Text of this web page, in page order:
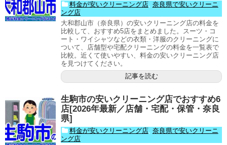
料金が安いクリーニング店, 奈良県で安いクリーニ
ング店
大和郡山市（奈良県）の安いクリーニング店の料金を
比較して、おすすめ5店をまとめました。スーツ・コ
ート・ワイシャツなどの衣類・洋服のクリーニングに
ついて、店舗型や宅配クリーニングの料金を一覧表で
比較。近くて使いやすい、料金の安いクリーニング店
を見つけてください。
記事を読む
生駒市の安いクリーニング店でおすすめ6
店[2026年最新／店舗・宅配・保管・奈良
県]
料金が安いクリーニング店, 奈良県で安いクリーニ
ング店